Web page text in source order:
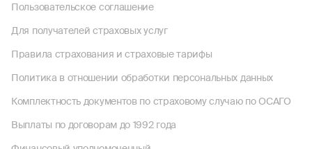
Пользовательское соглашение
Для получателей страховых услуг
Правила страхования и страховые тарифы
Политика в отношении обработки персональных данных
Комплектность документов по страховому случаю по ОСАГО
Выплаты по договорам до 1992 года